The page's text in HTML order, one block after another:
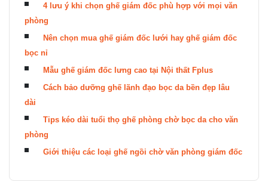
4 lưu ý khi chọn ghế giám đốc phù hợp với mọi văn
phòng
Nên chọn mua ghế giám đốc lưới hay ghế giám đốc
bọc nỉ
Mẫu ghế giám đốc lưng cao tại Nội thất Fplus
Cách bảo dưỡng ghế lãnh đạo bọc da bền đẹp lâu
dài
Tips kéo dài tuổi thọ ghế phòng chờ bọc da cho văn
phòng
Giới thiệu các loại ghế ngồi chờ văn phòng giám đốc